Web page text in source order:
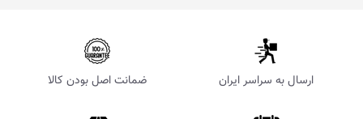
ارسال به سراسر ایران ضمانت اصل بودن کالا